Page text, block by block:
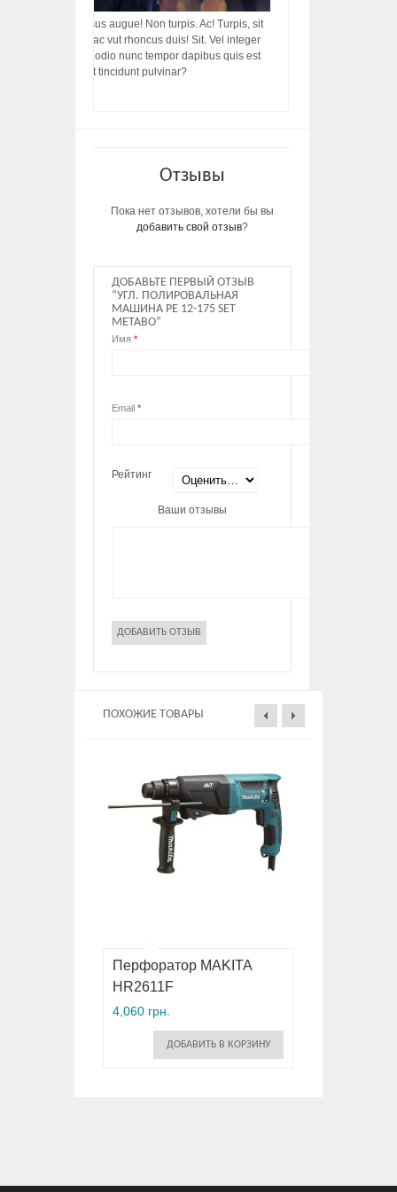
integer! Risus augue! Non turpis. Ac! Turpis, sit
rhoncus porttitor ac vut rhoncus duis! Sit. Vel integer
ut diam porttitor odio nunc tempor dapibus quis est
dictumst, vel amet tincidunt pulvinar?
Отзывы
Пока нет отзывов, хотели бы вы
добавить свой отзыв?
ДОБАВЬТЕ ПЕРВЫЙ ОТЗЫВ
“УГЛ. ПОЛИРОВАЛЬНАЯ
МАШИНА PE 12-175 SET
METABO”
Имя *
Email *
Рейтинг
Ваши отзывы
ПОХОЖИЕ ТОВАРЫ
Перфоратор MAKITA
HR2611F
4,060 грн.
ДОБАВИТЬ В КОРЗИНУ